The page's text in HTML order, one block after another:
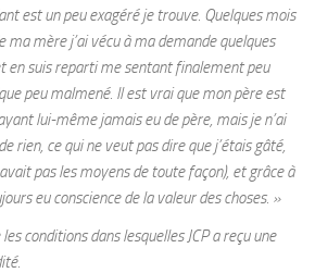
est un peu exagéré je trouve. Quelques mois
ma mère j’ai vécu à ma demande quelques
en suis reparti me sentant finalement peu
peu malmené. Il est vrai que mon père est
lui-même jamais eu de père, mais je n’ai
rien, ce qui ne veut pas dire que j’étais gâté,
avait pas les moyens de toute façon), et grâce à
eu conscience de la valeur des choses. »
conditions dans lesquelles JCP a reçu une